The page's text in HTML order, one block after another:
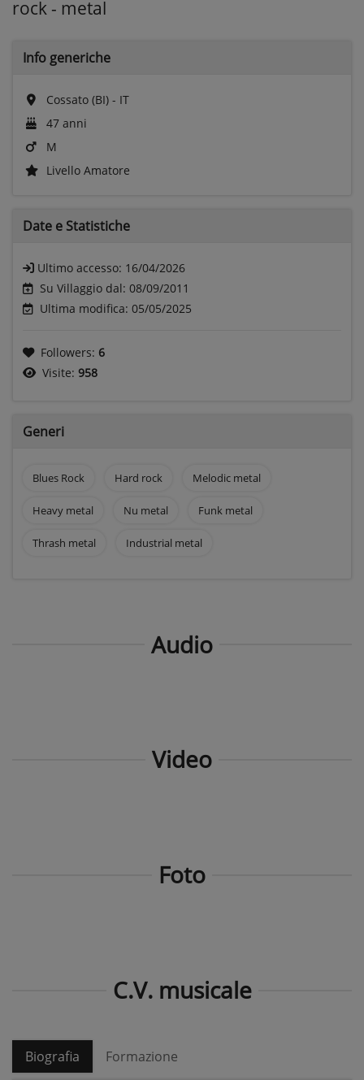
rock - metal
Info generiche
Cossato (BI) - IT
47 anni
M
Livello Amatore
Date e Statistiche
Ultimo accesso: 16/04/2026
Su Villaggio dal: 08/09/2011
Ultima modifica: 05/05/2025
Followers: 6
Visite: 958
Generi
Blues Rock Hard rock Melodic metal
Heavy metal Nu metal Funk metal
Thrash metal Industrial metal
Audio
Video
Foto
C.V. musicale
Biografia Formazione